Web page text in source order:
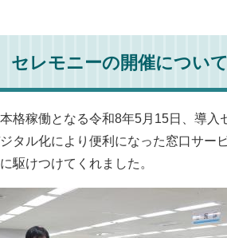
セレモニーの開催について
稼働となる令和8年5月15日、導入
タル化により便利になった窓口サー
駆けつけてくれました。